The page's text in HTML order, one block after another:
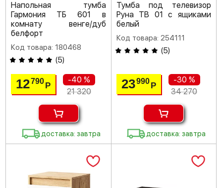
Напольная тумба
Гармония ТБ 601 в
комнату венге/дуб
белфорт
Код товара: 180468
(5)
12790Р
-40 %
21 320
доставка: завтра
Тумба под телевизор
Руна ТВ 01 с ящиками
белый
Код товара: 254111
(5)
23990 Р
-30 %
34 270
доставка: завтра